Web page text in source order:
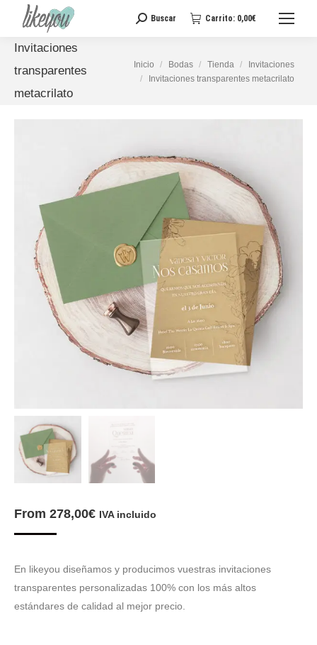
Buscar:
Buscar Carrito: 0,00€
Invitaciones
transparentes
metacrilato
Estás aquí:
Inicio Bodas Tienda
Invitaciones
Invitaciones transparentes metacrilato
From 278,00€ IVA incluido
En likeyou diseñamos y producimos vuestras invitaciones
transparentes personalizadas 100% con los más altos
estándares de calidad al mejor precio.